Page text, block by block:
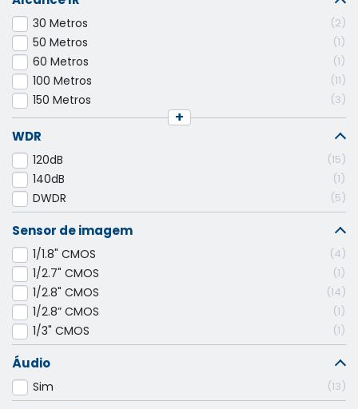
30 Metros 2
50 Metros 1
60 Metros 1
100 Metros 11
150 Metros 3
+
WDR
120dB 15
140dB 1
DWDR 5
Sensor de imagem
1/1.8" CMOS 4
1/2.7" CMOS 1
1/2.8" CMOS 14
1/2.8” CMOS 1
1/3" CMOS 1
Áudio
Sim 13